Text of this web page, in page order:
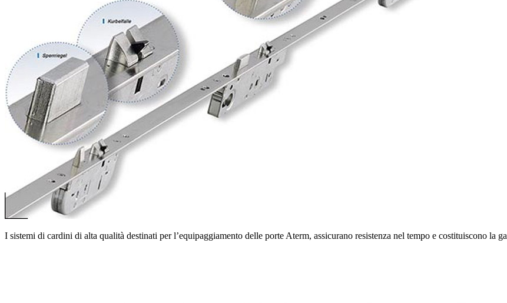
I sistemi di cardini di alta qualità destinati per l’equipaggiamento delle porte Aterm, assicurano resistenza nel tempo e costituiscono la